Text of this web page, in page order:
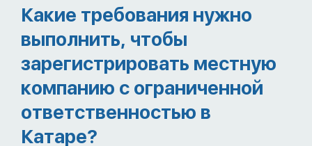
Какие требования нужно
выполнить, чтобы
зарегистрировать местную
компанию с ограниченной
ответственностью в
Катаре?